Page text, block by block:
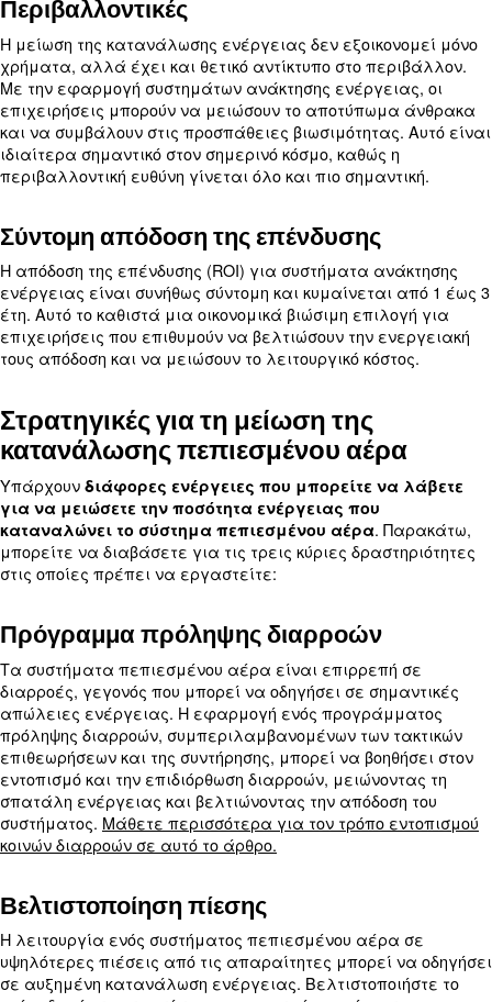
Η σημασία της ανάκτησης
του αεροσυμπιεστή
Εξοικονόμηση ενέργειας
Το ενεργειακό κόστος μπορεί να
σημαντικό μέρος του συνολικού λειτουργικού
επαναχρησιμοποίηση της θερμότητας που
συμπίεση, οι επιχειρήσεις μπορούν να μειώσουν
κατανάλωση ενέργειας και, κατά συνέπεια, τους
λογαριασμούς ενέργειας.Μάθετε περισσότερα
ανάκτηση θερμότητας αεροσυμπιεστή σε αυτό
Περιβαλλοντικές
Η μείωση της κατανάλωσης ενέργειας δεν
χρήματα, αλλά έχει και θετικό αντίκτυπο στο
Με την εφαρμογή συστημάτων ανάκτησης
επιχειρήσεις μπορούν να μειώσουν το
και να συμβάλουν στις προσπάθειες
περιβαλλοντική ευθύνη γίνεται όλο και πιο
Σύντομη απόδοση της επένδυσης
Η απόδοση της επένδυσης (ROI) για συστήματα
ενέργειας είναι συνήθως σύντομη και
έτη. Αυτό το καθιστά μια οικονομικά βιώσιμη
επιχειρήσεις που επιθυμούν να βελτιώσουν την
τους απόδοση και να μειώσουν το λειτουργικό
Στρατηγικές για τη μείωση της
κατανάλωσης πεπιεσμένου